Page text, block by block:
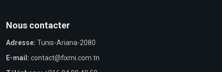
Nous contacter
Adresse: Tunis-Ariana-2080
E-mail: contact@fixmi.com.tn